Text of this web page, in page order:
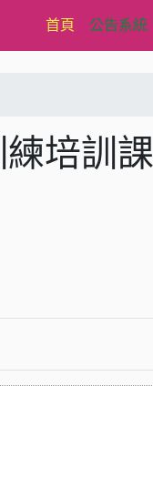
首頁(current)
公告系統
培訓課